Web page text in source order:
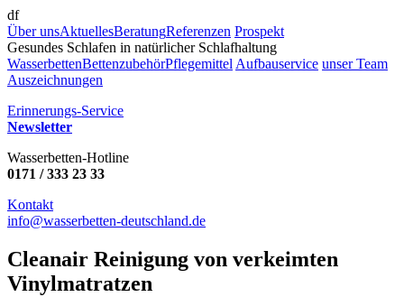
df
Über unsAktuellesBeratungReferenzen Prospekt
Gesundes Schlafen in natürlicher Schlafhaltung
WasserbettenBettenzubehörPflegemittel Aufbauservice unser Team
Auszeichnungen
Erinnerungs-Service
Newsletter
Wasserbetten-Hotline
0171 / 333 23 33
Kontakt
info@wasserbetten-deutschland.de
Cleanair Reinigung von verkeimten
Vinylmatratzen